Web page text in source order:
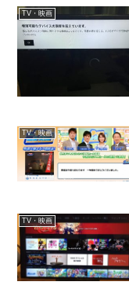
TV・映画
TV・映画
TV・映画